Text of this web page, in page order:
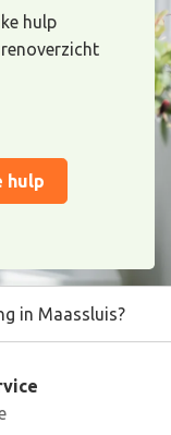
hulp
hulp
in Maassluis?